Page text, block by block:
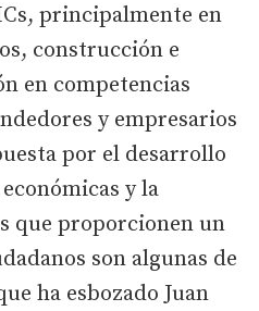
principalmente en
construcción e
en competencias
y empresarios
por el desarrollo
y la
que proporcionen un
son algunas de
ha esbozado Juan